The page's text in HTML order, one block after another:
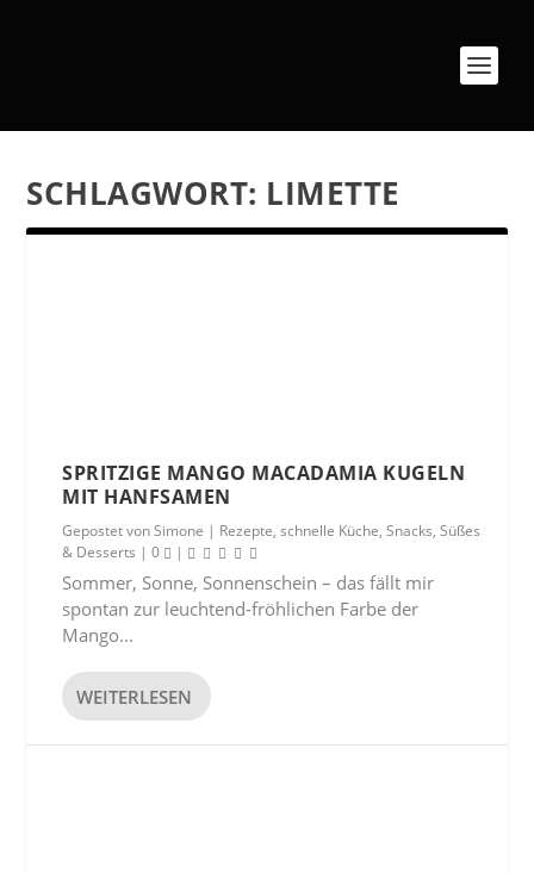
SCHLAGWORT: LIMETTE
SPRITZIGE MANGO MACADAMIA KUGELN
MIT HANFSAMEN
Gepostet vonSimone | Rezepte,schnelle Küche,Snacks,Süßes
& Desserts |0 |
Sommer, Sonne, Sonnenschein – das fällt mir
spontan zur leuchtend-fröhlichen Farbe der
Mango...
WEITERLESEN